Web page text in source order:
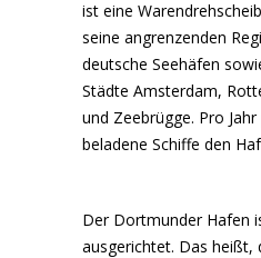
ist eine
seine angrenzenden
deutsche Seehäfen
Städte Amsterdam,
und Zeebrügge. Pro
beladene Schiffe den
Der Dortmunder Hafen
ausgerichtet. Das heißt,